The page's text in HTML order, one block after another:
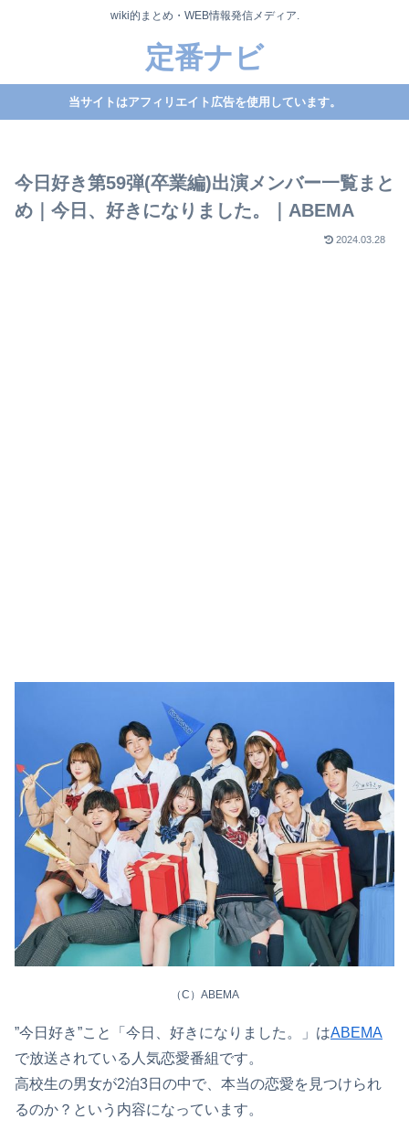
wiki的まとめ・WEB情報発信メディア.
定番ナビ
当サイトはアフィリエイト広告を使用しています。
今日好き第59弾(卒業編)出演メンバー一覧まと
め｜今日、好きになりました。｜ABEMA
2024.03.28
（C）ABEMA
”今日好き”こと「今日、好きになりました。」はABEMA
で放送されている人気恋愛番組です。
高校生の男女が2泊3日の中で、本当の恋愛を見つけられ
るのか？という内容になっています。